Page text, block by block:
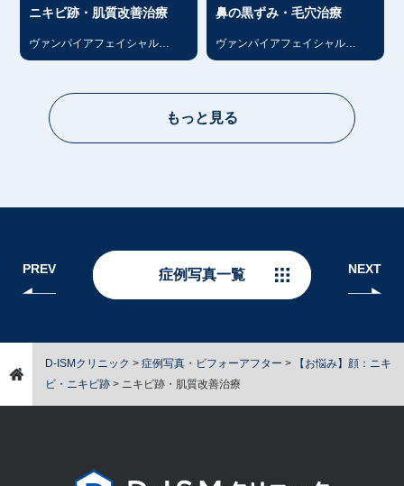
ニキビ跡・肌質改善治療
ヴァンパイアフェイシャル
（PRP）
鼻の黒ずみ・毛穴治療
ヴァンパイアフェイシャル
（PRP）
もっと見る
PREV 症例写真一覧 NEXT
D-ISMクリニック >症例写真・ビフォーアフター >
【お悩み】顔：ニキ
ビ・ニキビ跡 > ニキビ跡・肌質改善治療